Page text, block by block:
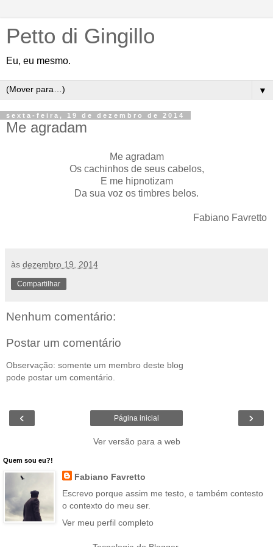
Petto di Gingillo
Eu, eu mesmo.
▼
sexta-feira, 19 de dezembro de 2014
Me agradam
Me agradam
Os cachinhos de seus cabelos,
E me hipnotizam
Da sua voz os timbres belos.
Fabiano Favretto
às dezembro 19, 2014
Compartilhar
Nenhum comentário:
Postar um comentário
Observação: somente um membro deste blog
pode postar um comentário.
‹ ›
Página inicial
Ver versão para a web
Quem sou eu?!
Fabiano Favretto
Escrevo porque assim me testo, e também contesto
o contexto do meu ser.
Ver meu perfil completo